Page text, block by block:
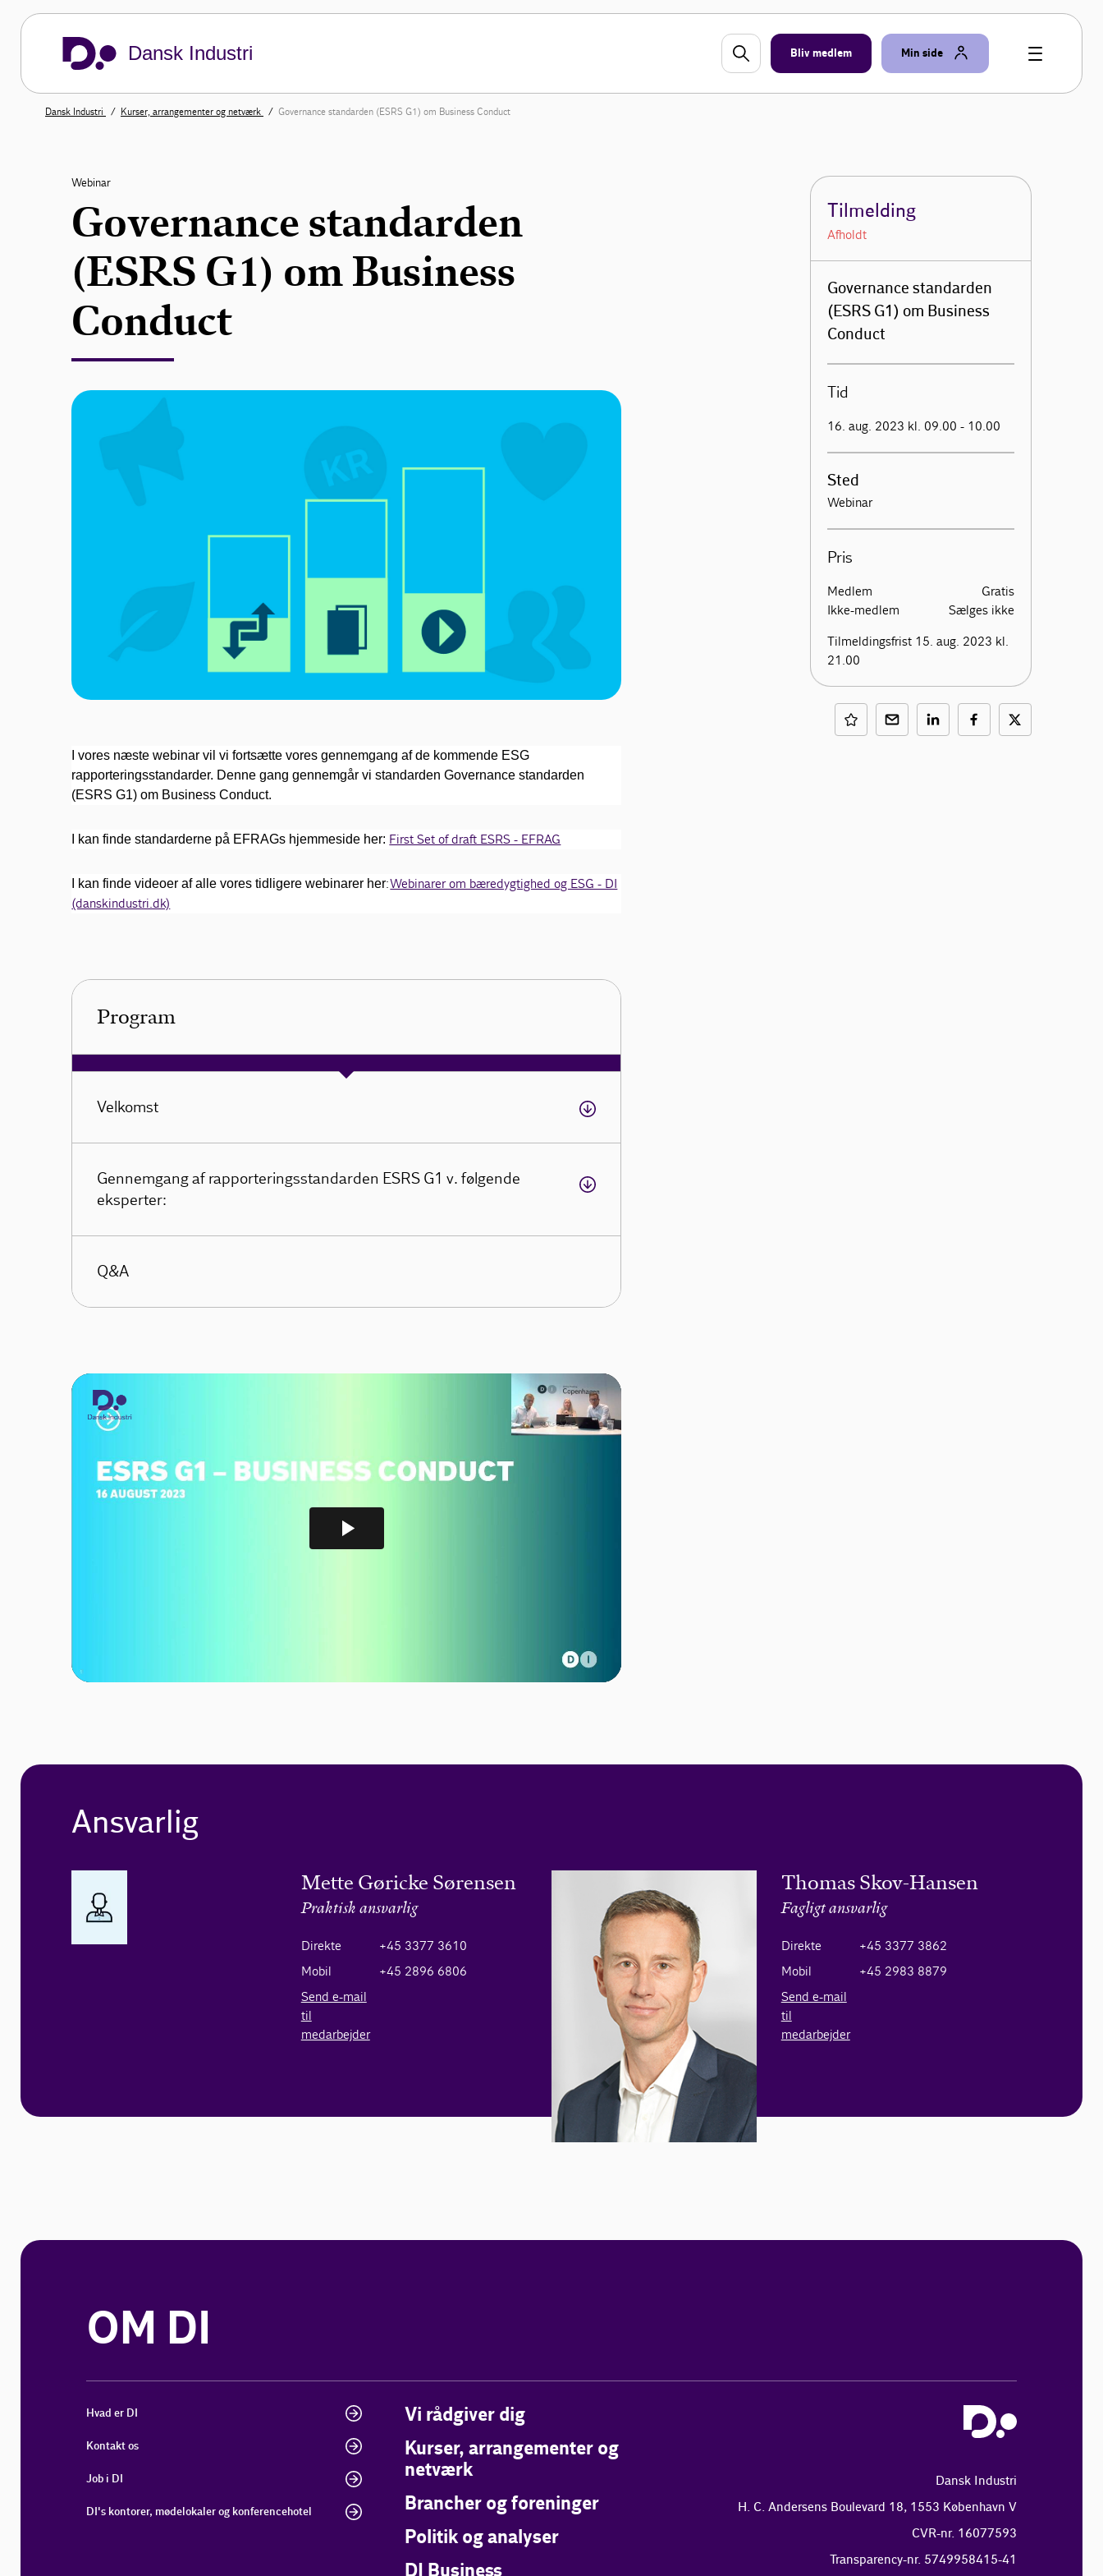
Dansk Industri Bliv medlem Min side
Dansk Industri Kurser, arrangementer og netværk Governance standarden (ESRS G1) om Business Conduct
Webinar
Governance standarden
(ESRS G1) om Business
Conduct
I vores næste webinar vil vi fortsætte vores gennemgang af de kommende ESG
rapporteringsstandarder. Denne gang gennemgår vi standarden Governance standarden
(ESRS G1) om Business Conduct.
I kan finde standarderne på EFRAGs hjemmeside her: First Set of draft ESRS - EFRAG
I kan finde videoer af alle vores tidligere webinarer her:Webinarer om bæredygtighed og ESG - DI
(danskindustri.dk)
Program
Velkomst
Gennemgang af rapporteringsstandarden ESRS G1 v. følgende
eksperter:
Q&A
Tilmelding
Afholdt
Governance standarden
(ESRS G1) om Business
Conduct
Tid
16. aug. 2023 kl. 09.00 - 10.00
Sted
Webinar
Pris
Medlem
Gratis
Ikke-medlem
Sælges ikke
Tilmeldingsfrist 15. aug. 2023 kl.
21.00
Ansvarlig
Mette Gøricke Sørensen
Praktisk ansvarlig
Direkte
+45 3377 3610
Mobil
+45 2896 6806
Send e-mail
til
medarbejder
Thomas Skov-Hansen
Fagligt ansvarlig
Direkte
+45 3377 3862
Mobil
+45 2983 8879
Send e-mail
til
medarbejder
OM DI
Hvad er DI
Kontakt os
Job i DI
DI's kontorer, mødelokaler og konferencehotel
Vi rådgiver dig
Kurser, arrangementer og
netværk
Brancher og foreninger
Politik og analyser
Dansk Industri
H. C. Andersens Boulevard 18, 1553 København V
CVR-nr. 16077593
Transparency-nr. 5749958415-41